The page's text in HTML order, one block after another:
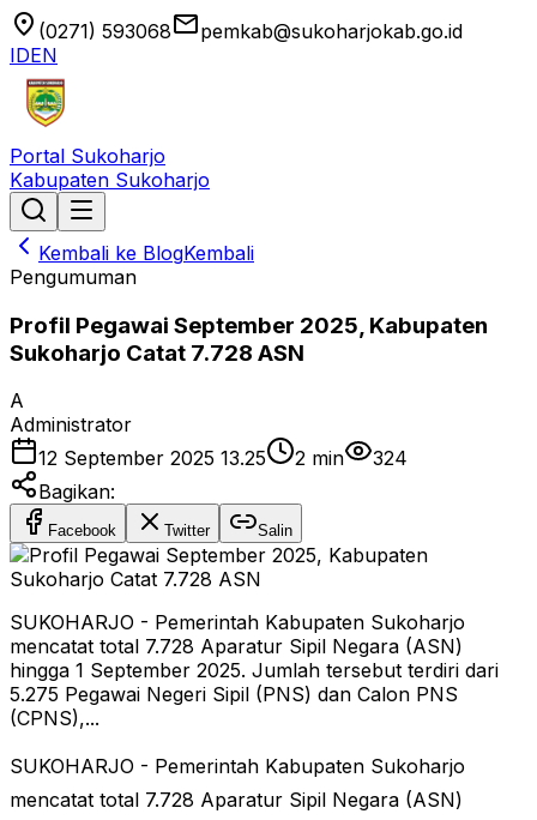
location_on (0271) 593068emailpemkab@sukoharjokab.go.id
IDEN
Portal Sukoharjo
Kabupaten Sukoharjo
Kembali ke BlogKembali
Pengumuman
Profil Pegawai September 2025, Kabupaten
Sukoharjo Catat 7.728 ASN
A
Administrator
12 September 2025 13.25
2 min
324
Bagikan:
Facebook Twitter Salin
SUKOHARJO - Pemerintah Kabupaten Sukoharjo
mencatat total 7.728 Aparatur Sipil Negara (ASN)
hingga 1 September 2025. Jumlah tersebut terdiri dari
5.275 Pegawai Negeri Sipil (PNS) dan Calon PNS
(CPNS),...
SUKOHARJO - Pemerintah Kabupaten Sukoharjo
mencatat total 7.728 Aparatur Sipil Negara (ASN)